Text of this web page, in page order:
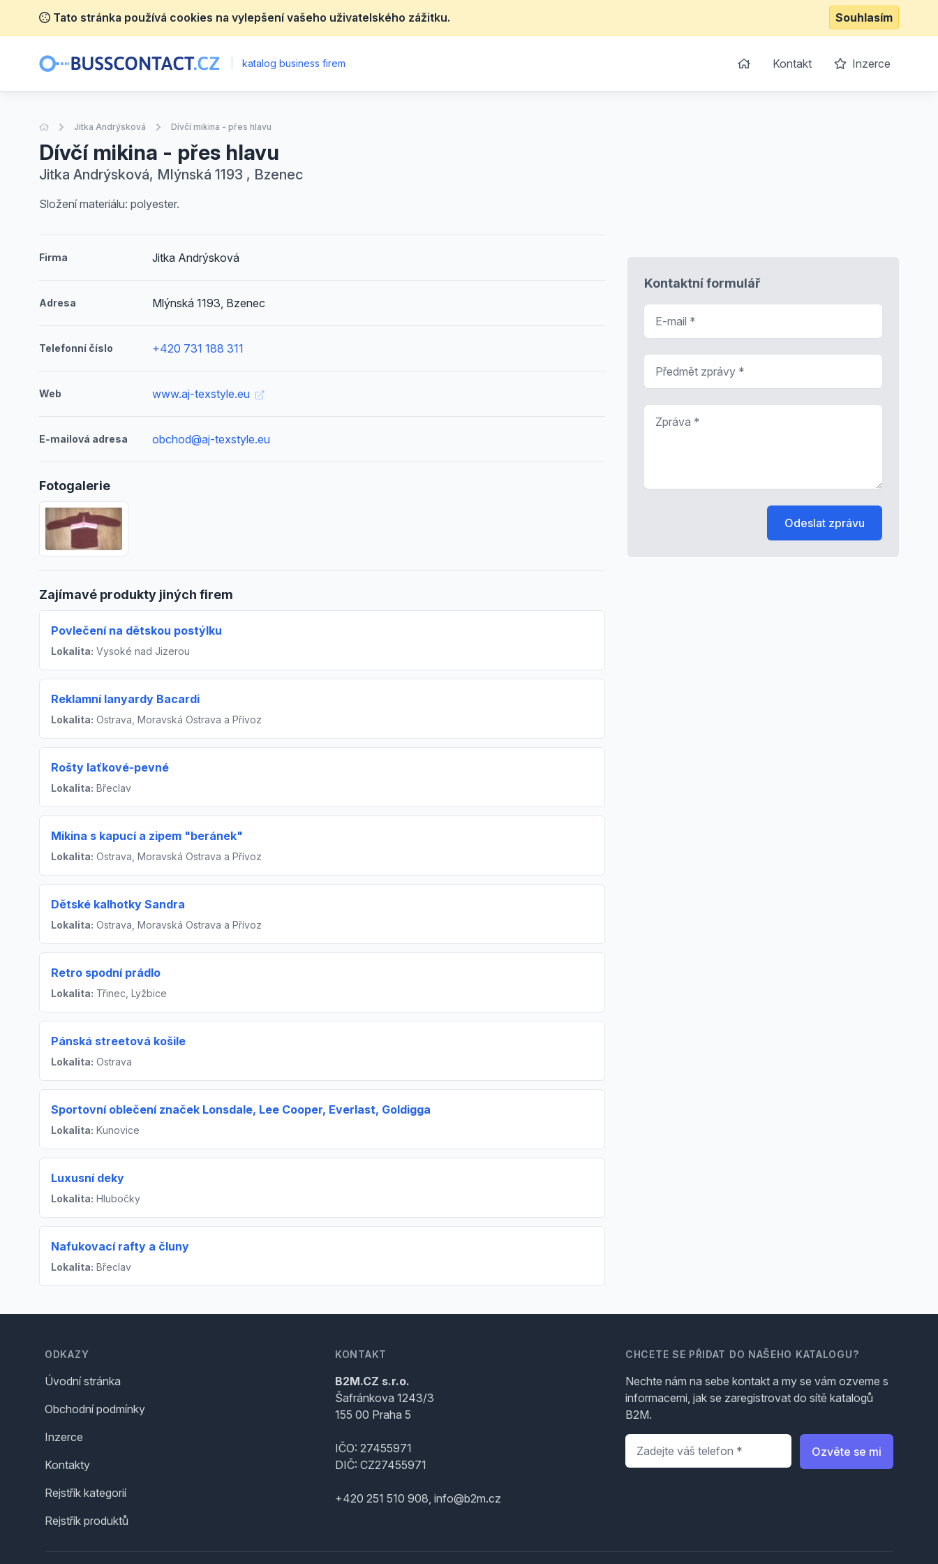
Tato stránka používá cookies na vylepšení vašeho uživatelského zážitku. Souhlasím
katalog business firem Kontakt Inzerce
Úvodní stránka
Jitka Andrýsková Dívčí mikina - přes hlavu
Dívčí mikina - přes hlavu
Jitka Andrýsková, Mlýnská 1193 , Bzenec
Složení materiálu: polyester.
Firma Jitka Andrýsková
Adresa Mlýnská 1193, Bzenec
Telefonní číslo +420 731 188 311
Web www.aj-texstyle.eu
E-mailová adresa obchod@aj-texstyle.eu
Fotogalerie
Zajímavé produkty jiných firem
Povlečení na dětskou postýlku
Lokalita: Vysoké nad Jizerou
Reklamní lanyardy Bacardi
Lokalita: Ostrava, Moravská Ostrava a Přívoz
Rošty laťkové-pevné
Lokalita: Břeclav
Mikina s kapucí a zipem "beránek"
Lokalita: Ostrava, Moravská Ostrava a Přívoz
Dětské kalhotky Sandra
Lokalita: Ostrava, Moravská Ostrava a Přívoz
Retro spodní prádlo
Lokalita: Třinec, Lyžbice
Pánská streetová košile
Lokalita: Ostrava
Sportovní oblečení značek Lonsdale, Lee Cooper, Everlast, Goldigga
Lokalita: Kunovice
Luxusní deky
Lokalita: Hlubočky
Nafukovací rafty a čluny
Lokalita: Břeclav
Kontaktní formulář
Odeslat zprávu
ODKAZY
Úvodní stránka
Obchodní podmínky
Inzerce
Kontakty
Rejstřík kategorií
Rejstřík produktů
KONTAKT
B2M.CZ s.r.o.
Šafránkova 1243/3
155 00 Praha 5
IČO: 27455971
DIČ: CZ27455971
+420 251 510 908, info@b2m.cz
CHCETE SE PŘIDAT DO NAŠEHO KATALOGU?
Nechte nám na sebe kontakt a my se vám ozveme s
informacemi, jak se zaregistrovat do sítě katalogů
B2M.
Telefon
Ozvěte se mi